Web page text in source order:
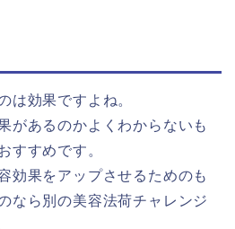
は効果ですよね。
があるのかよくわからないも
すすめです。
効果をアップさせるためのも
なら別の美容法荷チャレンジ